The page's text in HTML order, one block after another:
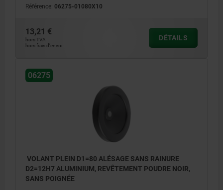
Référence: 06275-01080X10
13,21 €
hors TVA
hors frais d’envoi
DÉTAILS
06275
VOLANT PLEIN D1=80 ALÉSAGE SANS RAINURE
D2=12H7 ALUMINIUM, REVÊTEMENT POUDRE NOIR,
SANS POIGNÉE